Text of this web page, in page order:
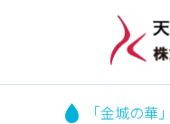
「金城の華